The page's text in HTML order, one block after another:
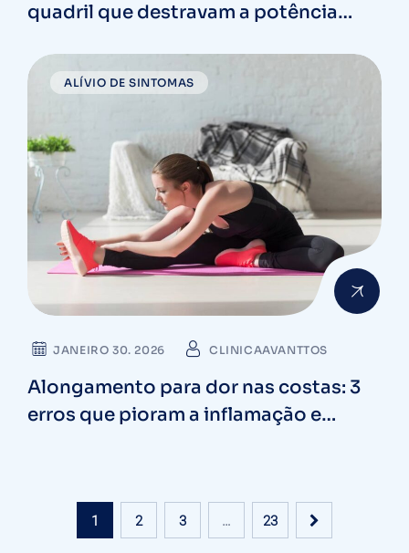
quadril que destravam a potência
ALÍVIO DE SINTOMAS
JANEIRO 30. 2026 CLINICAAVANTTOS
Alongamento para dor nas costas: 3
erros que pioram a inflamação e
1 2 3 … 23